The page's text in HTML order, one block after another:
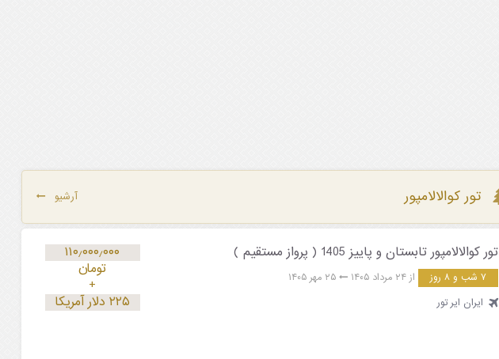
تور کوالالامپور آرشیو
تور کوالالامپور تابستان و پاییز 1405 ( پرواز مستقیم )
۷ شب و ۸ روز از ۲۴ مرداد ۱۴۰۵
۲۵ مهر ۱۴۰۵
ایران ایر تور
۱۱۰٫۰۰۰٫۰۰۰
تومان
+
۲۲۵ دلار آمریکا